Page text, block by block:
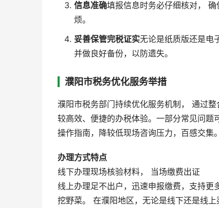
信息准确填报信息时务必仔细核对，
烦。
妥善保管完税证实无论是纸质版还是电
并做良好备份，以防遗失。
濮阳市税务优化服务举措
濮阳市税务部门持续优化服务机制， 通过
较高效、便捷的办税体验。一部分常见问
操作指南，降较低现场咨询压力，百感交集
办理方式特点
线下办理现场核验材料， 当场缴费出证
线上办理足不出户，迅速申报缴费，支持更
挖野菜。 在濮阳地区，无论是线下还是线